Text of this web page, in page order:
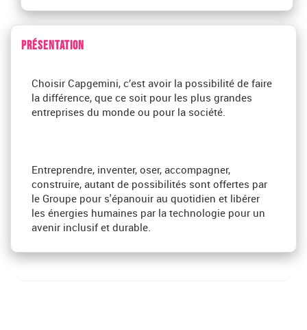
PRÉSENTATION
Choisir Capgemini, c’est avoir la possibilité de faire
la différence, que ce soit pour les plus grandes
entreprises du monde ou pour la société.
Entreprendre, inventer, oser, accompagner,
construire, autant de possibilités sont offertes par
le Groupe pour s'épanouir au quotidien et libérer
les énergies humaines par la technologie pour un
avenir inclusif et durable.